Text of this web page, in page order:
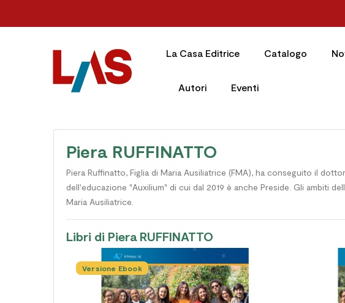
La Casa Editrice Catalogo
Autori Eventi
Piera RUFFINATTO
Piera Ruffinatto, Figlia di Maria Ausiliatrice (FMA), ha conseguito il
dell'educazione "Auxilium" di cui dal 2019 è anche Preside. Gli ambiti
Maria Ausiliatrice.
Libri di Piera RUFFINATTO
Versione Ebook